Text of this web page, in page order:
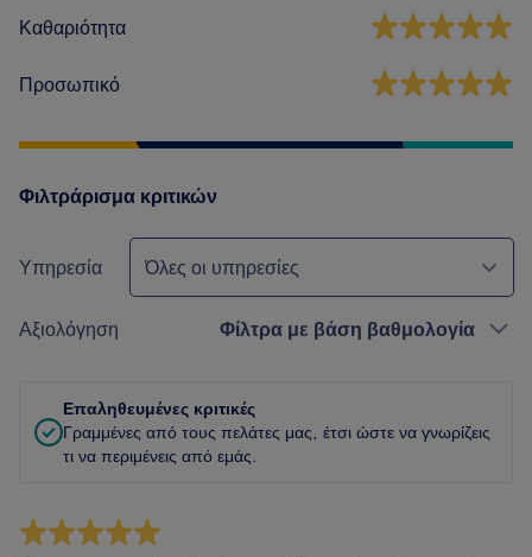
Καθαριότητα
Προσωπικό
Φιλτράρισμα κριτικών
Υπηρεσία Όλες οι υπηρεσίες
Αξιολόγηση Φίλτρα με βάση βαθμολογία
Επαληθευμένες κριτικές
Γραμμένες από τους πελάτες μας, έτσι ώστε να γνωρίζεις
τι να περιμένεις από εμάς.